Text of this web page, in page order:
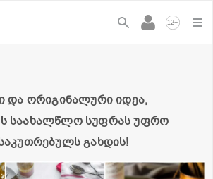
12+
და ორიგინალური იდეა,
საახალწლო სუფრას უფრო
გახდის!